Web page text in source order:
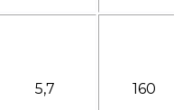
5,7 160